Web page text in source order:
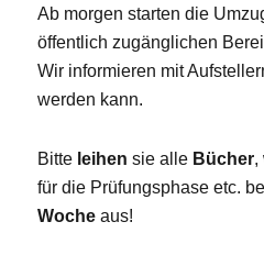
Ab morgen starten die
öffentlich zugänglichen
Wir informieren mit
werden kann.
Bitte leihensie alle Bücher,
für die Prüfungsphase etc.
Woche aus!